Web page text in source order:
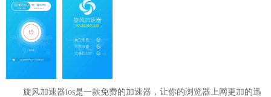
旋风加速器ios是一款免费的加速器，让你的浏览器上网更加的迅